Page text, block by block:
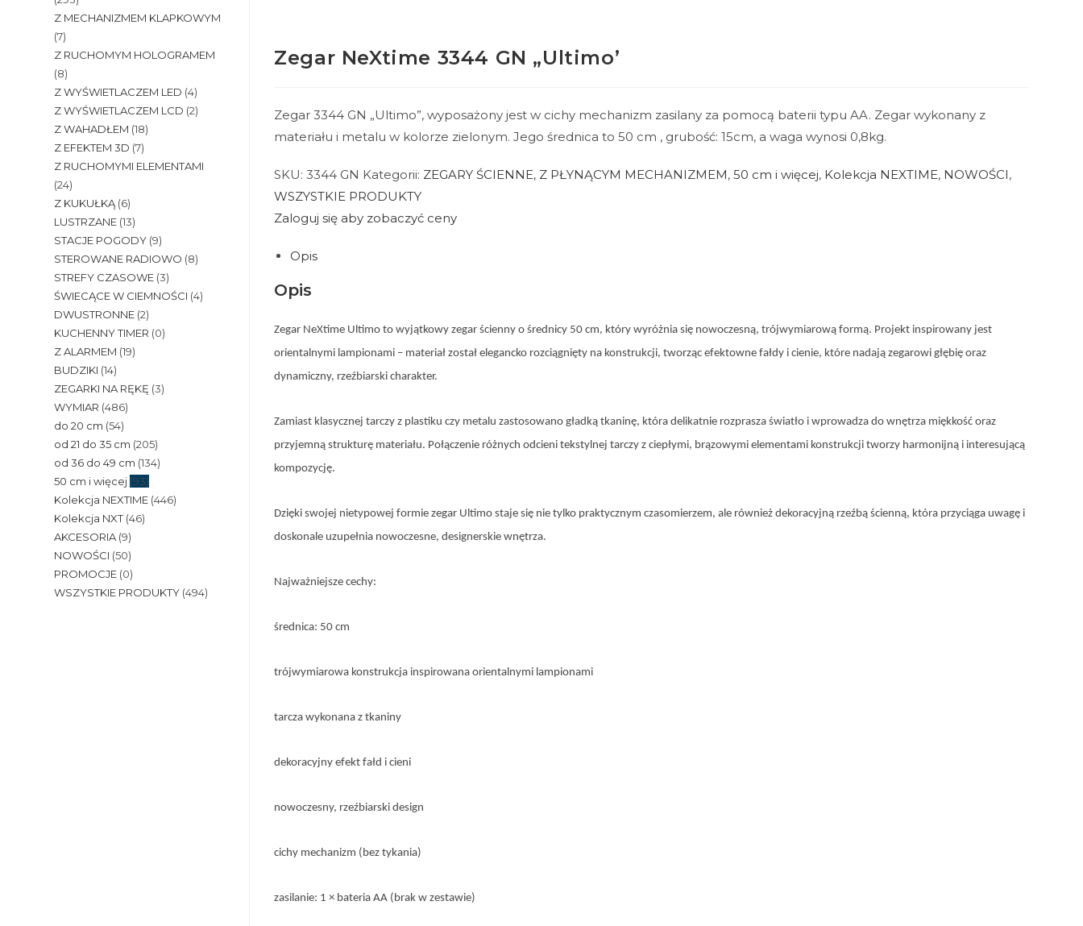
Zegar NeXtime 3344 GN „Ultimo’
Zegar 3344 GN „Ultimo”, wyposażony jest w cichy mechanizm zasilany za pomocą baterii typu AA. Zegar wykonany z
materiału i metalu w kolorze zielonym. Jego średnica to 50 cm , grubość: 15cm, a waga wynosi 0,8kg.
SKU:3344 GN Kategorii: ZEGARY ŚCIENNE, Z PŁYNĄCYM MECHANIZMEM,50 cm i więcej, Kolekcja NEXTIME, NOWOŚCI,
WSZYSTKIE PRODUKTY
Zaloguj się aby zobaczyć ceny
Opis
Opis
Zegar NeXtime Ultimo to wyjątkowy zegar ścienny o średnicy 50 cm, który wyróżnia się nowoczesną, trójwymiarową formą. Projekt inspirowany jest
orientalnymi lampionami – materiał został elegancko rozciągnięty na konstrukcji, tworząc efektowne fałdy i cienie, które nadają zegarowi głębię oraz
dynamiczny, rzeźbiarski charakter.
Zamiast klasycznej tarczy z plastiku czy metalu zastosowano gładką tkaninę, która delikatnie rozprasza światło i wprowadza do wnętrza miękkość oraz
przyjemną strukturę materiału. Połączenie różnych odcieni tekstylnej tarczy z ciepłymi, brązowymi elementami konstrukcji tworzy harmonijną i interesującą
kompozycję.
Dzięki swojej nietypowej formie zegar Ultimo staje się nie tylko praktycznym czasomierzem, ale również dekoracyjną rzeźbą ścienną, która przyciąga uwagę i
doskonale uzupełnia nowoczesne, designerskie wnętrza.
Najważniejsze cechy:
średnica: 50 cm
trójwymiarowa konstrukcja inspirowana orientalnymi lampionami
tarcza wykonana z tkaniny
dekoracyjny efekt fałd i cieni
nowoczesny, rzeźbiarski design
cichy mechanizm (bez tykania)
zasilanie: 1 × bateria AA (brak w zestawie)
Z MECHANIZMEM KLAPKOWYM
(7)
Z RUCHOMYM HOLOGRAMEM
(8)
Z WYŚWIETLACZEM LED (4)
Z WYŚWIETLACZEM LCD (2)
Z WAHADŁEM (18)
Z EFEKTEM 3D (7)
Z RUCHOMYMI ELEMENTAMI
(24)
Z KUKUŁKĄ (6)
LUSTRZANE (13)
STACJE POGODY (9)
STEROWANE RADIOWO (8)
STREFY CZASOWE (3)
ŚWIECĄCE W CIEMNOŚCI (4)
DWUSTRONNE (2)
KUCHENNY TIMER (0)
Z ALARMEM (19)
BUDZIKI (14)
ZEGARKI NA RĘKĘ (3)
WYMIAR (486)
do 20 cm (54)
od 21 do 35 cm (205)
od 36 do 49 cm (134)
50 cm i więcej (93)
Kolekcja NEXTIME (446)
Kolekcja NXT (46)
AKCESORIA (9)
NOWOŚCI (50)
PROMOCJE (0)
WSZYSTKIE PRODUKTY (494)